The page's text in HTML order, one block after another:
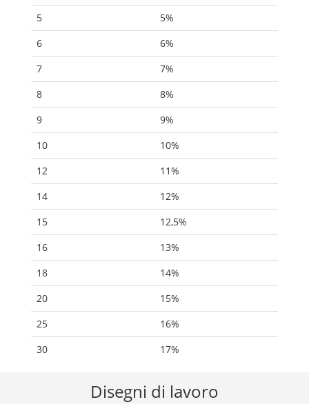
5
5%
6
6%
7
7%
8
8%
9
9%
10
10%
12
11%
14
12%
15
12,5%
16
13%
18
14%
20
15%
25
16%
30
17%
Disegni di lavoro